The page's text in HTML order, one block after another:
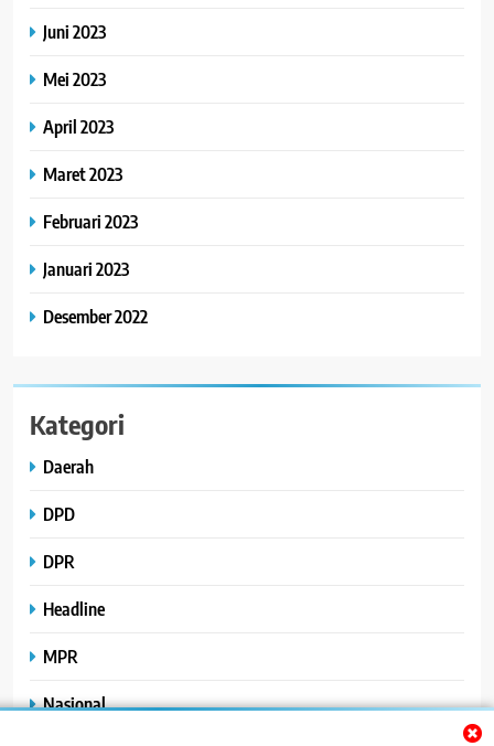
Juni 2023
Mei 2023
April 2023
Maret 2023
Februari 2023
Januari 2023
Desember 2022
Kategori
Daerah
DPD
DPR
Headline
MPR
Nasional